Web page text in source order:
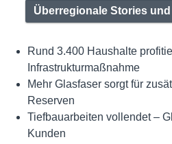
Überregionale Stories
Rund 3.400 Haushalte
Infrastrukturmaßnahme
Mehr Glasfaser sorgt für
Reserven
Tiefbauarbeiten vollendet –
Kunden